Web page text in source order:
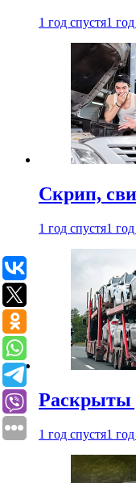
1 год спустя1
Скрип,
1 год спустя1
Раскрыты
1 год спустя1